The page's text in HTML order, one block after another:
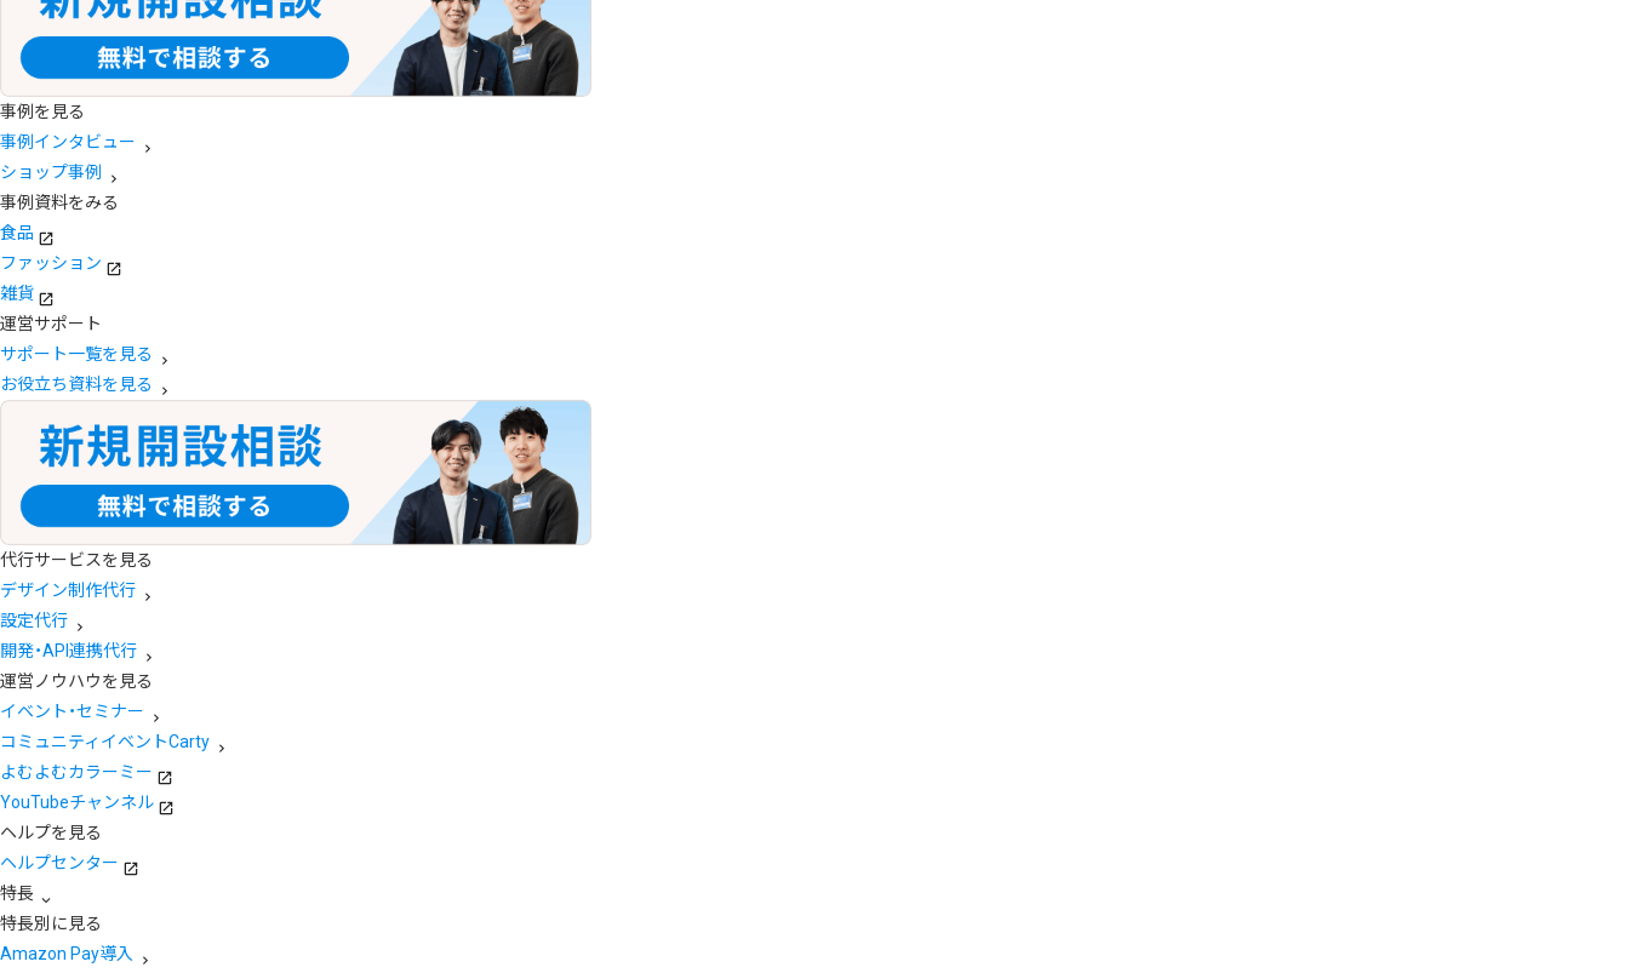
事例を見る
事例インタビュー
ショップ事例
事例資料をみる
食品
ファッション
雑貨
運営サポート
サポート一覧を見る
お役立ち資料を見る
代行サービスを見る
デザイン制作代行
設定代行
開発・API連携代行
運営ノウハウを見る
イベント・セミナー
コミュニティイベントCarty
よむよむカラーミー
YouTubeチャンネル
ヘルプを見る
ヘルプセンター
特長
特長別に見る
Amazon Pay導入